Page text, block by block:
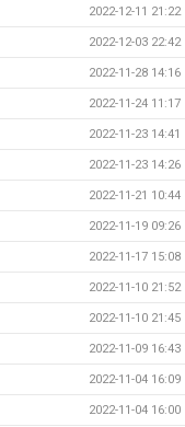
2022-12-11 21:22
2022-12-03 22:42
2022-11-28 14:16
2022-11-24 11:17
2022-11-23 14:41
2022-11-23 14:26
2022-11-21 10:44
2022-11-19 09:26
2022-11-17 15:08
2022-11-10 21:52
2022-11-10 21:45
2022-11-09 16:43
2022-11-04 16:09
2022-11-04 16:00